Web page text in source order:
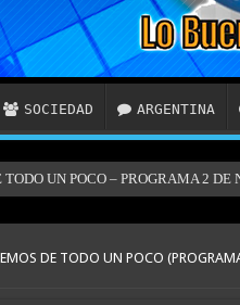
SOCIEDAD ARGENTINA
UN POCO – PROGRAMA 2
DE TODO UN POCO